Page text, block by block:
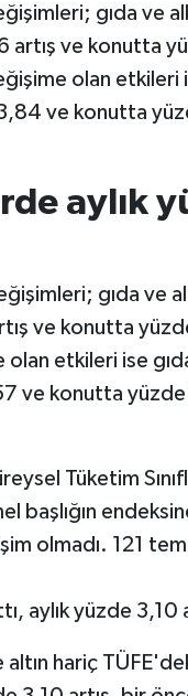
gıda ve
artış ve konutta
olan etkileri
ve konutta
aylık
gıda ve
ve konutta
olan etkileri ise
ve konutta
Tüketim
başlığın
olmadı. 121
aylık yüzde 3,10
hariç